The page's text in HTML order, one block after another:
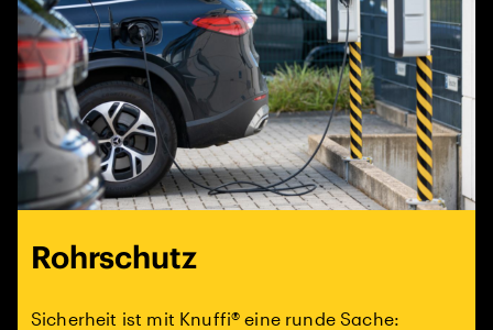
Rohrschutz
Sicherheit ist mit Knuffi® eine runde Sache: